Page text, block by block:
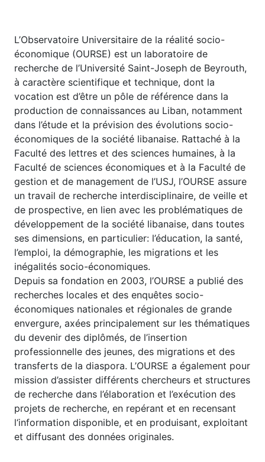
L’Observatoire Universitaire de la réalité socio-
économique (OURSE) est un laboratoire de
recherche de l’Université Saint-Joseph de Beyrouth,
à caractère scientifique et technique, dont la
vocation est d’être un pôle de référence dans la
production de connaissances au Liban, notamment
dans l’étude et la prévision des évolutions socio-
économiques de la société libanaise. Rattaché à la
Faculté des lettres et des sciences humaines, à la
Faculté de sciences économiques et à la Faculté de
gestion et de management de l’USJ, l’OURSE assure
un travail de recherche interdisciplinaire, de veille et
de prospective, en lien avec les problématiques de
développement de la société libanaise, dans toutes
ses dimensions, en particulier: l’éducation, la santé,
l’emploi, la démographie, les migrations et les
inégalités socio-économiques.
Depuis sa fondation en 2003, l’OURSE a publié des
recherches locales et des enquêtes socio-
économiques nationales et régionales de grande
envergure, axées principalement sur les thématiques
du devenir des diplômés, de l’insertion
professionnelle des jeunes, des migrations et des
transferts de la diaspora. L’OURSE a également pour
mission d’assister différents chercheurs et structures
de recherche dans l’élaboration et l’exécution des
projets de recherche, en repérant et en recensant
l‘information disponible, et en produisant, exploitant
et diffusant des données originales.